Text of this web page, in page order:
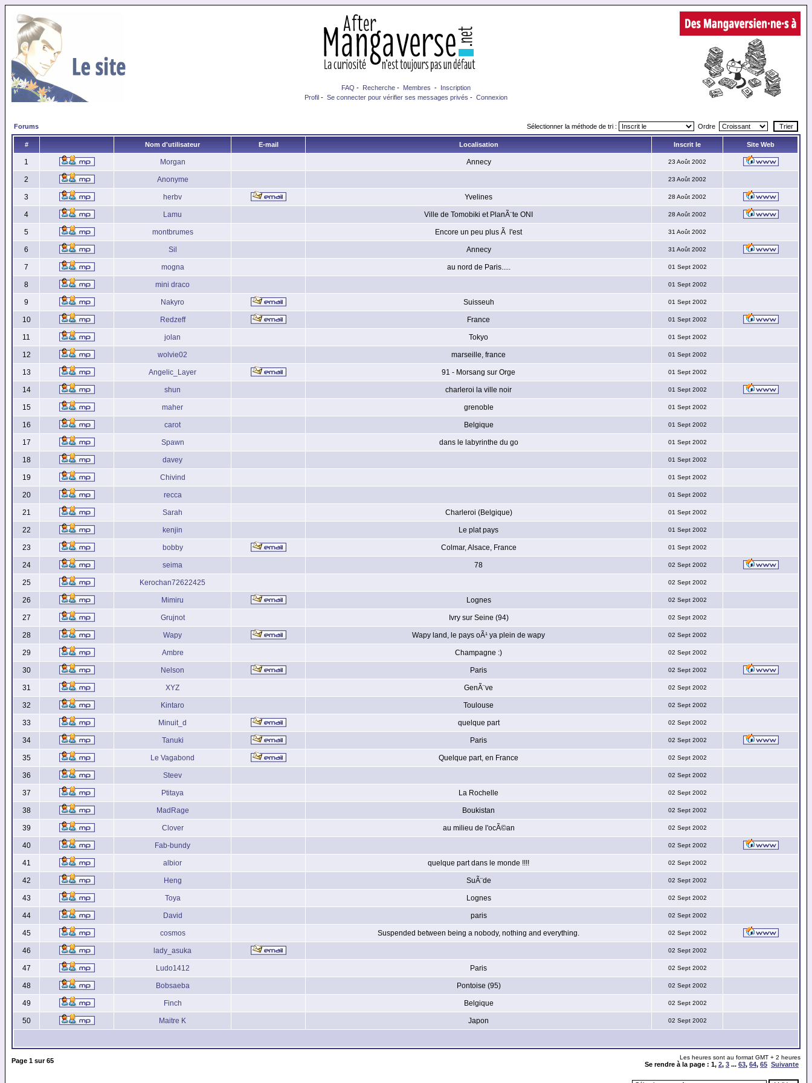
FAQ - Recherche - Membres - Inscription
Profil - Se connecter pour vérifier ses messages privés - Connexion
Forums Sélectionner la méthode de tri : Ordre
# Nom d'utilisateur E-mail Localisation Inscrit le Site Web
1 Morgan Annecy 23 Août 2002
2 Anonyme 23 Août 2002
3 herbv Yvelines 28 Août 2002
4 Lamu Ville de Tomobiki et PlanÃ¨te ONI 28 Août 2002
5 montbrumes Encore un peu plus Ã l'est 31 Août 2002
6 Sil Annecy 31 Août 2002
7 mogna au nord de Paris..... 01 Sept 2002
8 mini draco 01 Sept 2002
9 Nakyro Suisseuh 01 Sept 2002
10 Redzeff France 01 Sept 2002
11 jolan Tokyo 01 Sept 2002
12 wolvie02 marseille, france 01 Sept 2002
13 Angelic_Layer 91 - Morsang sur Orge 01 Sept 2002
14 shun charleroi la ville noir 01 Sept 2002
15 maher grenoble 01 Sept 2002
16 carot Belgique 01 Sept 2002
17 Spawn dans le labyrinthe du go 01 Sept 2002
18 davey 01 Sept 2002
19 Chivind 01 Sept 2002
20 recca 01 Sept 2002
21 Sarah Charleroi (Belgique) 01 Sept 2002
22 kenjin Le plat pays 01 Sept 2002
23 bobby Colmar, Alsace, France 01 Sept 2002
24 seima 78 02 Sept 2002
25 Kerochan72622425 02 Sept 2002
26 Mimiru Lognes 02 Sept 2002
27 Grujnot Ivry sur Seine (94) 02 Sept 2002
28 Wapy Wapy land, le pays oÃ¹ ya plein de wapy 02 Sept 2002
29 Ambre Champagne :) 02 Sept 2002
30 Nelson Paris 02 Sept 2002
31 XYZ GenÃ¨ve 02 Sept 2002
32 Kintaro Toulouse 02 Sept 2002
33 Minuit_d quelque part 02 Sept 2002
34 Tanuki Paris 02 Sept 2002
35 Le Vagabond Quelque part, en France 02 Sept 2002
36 Steev 02 Sept 2002
37 Ptitaya La Rochelle 02 Sept 2002
38 MadRage Boukistan 02 Sept 2002
39 Clover au milieu de l'ocÃ©an 02 Sept 2002
40 Fab-bundy 02 Sept 2002
41 albior quelque part dans le monde !!!! 02 Sept 2002
42 Heng SuÃ¨de 02 Sept 2002
43 Toya Lognes 02 Sept 2002
44 David paris 02 Sept 2002
45 cosmos Suspended between being a nobody, nothing and everything. 02 Sept 2002
46 lady_asuka 02 Sept 2002
47 Ludo1412 Paris 02 Sept 2002
48 Bobsaeba Pontoise (95) 02 Sept 2002
49 Finch Belgique 02 Sept 2002
50 Maitre K Japon 02 Sept 2002
Page 1 sur65 Les heures sont au format GMT + 2 heures
Se rendre à la page : 1, 2, 3 ... 63, 64, 65 Suivante